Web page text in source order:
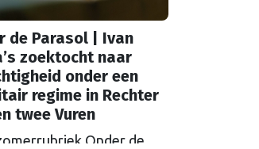
de Parasol | Ivan
zoektocht naar
onder een
regime in Rechter
twee Vuren
Onder de